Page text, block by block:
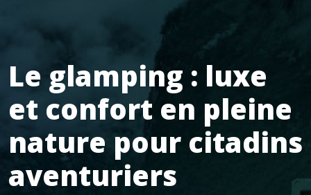
Le glamping : luxe
et confort en pleine
nature pour citadins
aventuriers